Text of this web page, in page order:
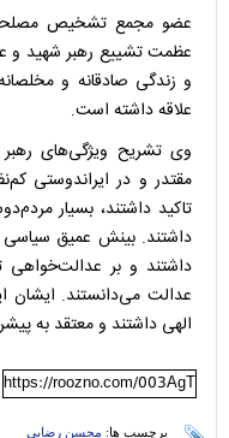
عضو مجمع تشخیص مصلحت
عظمت تشییع رهبر شهید و
و زندگی صادقانه و
علاقه داشته است.
وی تشریح ویژگی‌های
مقتدر و در ایراندوستی
تاکید داشتند، بسیار
داشتند. بینش عمیق سیاسی
داشتند و بر عدالت‌خواهی
عدالت می‌دانستند. ایشان
الهی داشتند و معتقد به
https://roozno.com/003AgT
برچسب ها: محسن رضایی